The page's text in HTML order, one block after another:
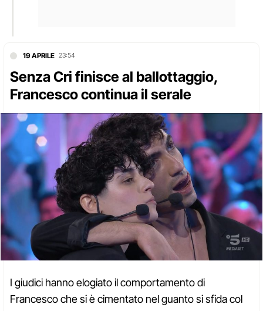
19 APRILE 23:54
Senza Cri finisce al ballottaggio,
Francesco continua il serale
I giudici hanno elogiato il comportamento di
Francesco che si è cimentato nel guanto si sfida col